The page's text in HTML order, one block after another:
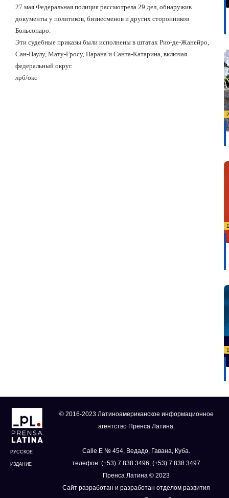
27 мая Федеральная полиция рассмотрела 29 дел, обнаружив
документы у политиков, бизнесменов и других сторонников
Больсонаро.
Эти судебные приказы были исполнены в штатах Рио-де-Жанейро,
Сан-Паулу, Мату-Гросу, Парана и Санта-Катарина, включая
федеральный округ.
лрб/окс
РУССКОЕ
ИЗДАНИЕ
© 2016-2023 Латиноамериканское информационное
агентство Пренса Латина.
Calle E № 454, Ведадо, Гавана, Куба.
телефон: (+53) 7 838 3496, (+53) 7 838 3497
Пренса Латина © 2023
Сайт разработан и разработан отделом развития